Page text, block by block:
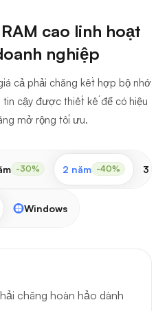
cao linh hoạt
nghiệp
cả phải chăng kết hợp bộ nhớ
cậy được thiết kế để có hiệu
mở rộng tối ưu.
-30% 2 năm -40% 3
Windows
chăng hoàn hảo dành